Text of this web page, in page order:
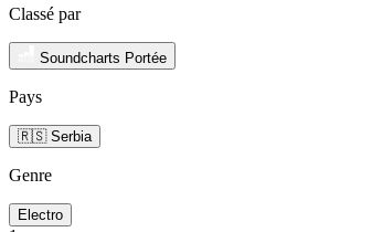
Classé par
Soundcharts Portée
Pays
🇷🇸 Serbia
Genre
Electro